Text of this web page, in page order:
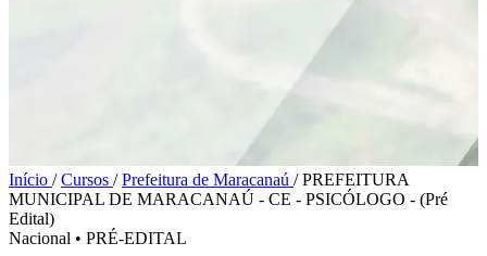
Início / Cursos / Prefeitura de Maracanaú / PREFEITURA
MUNICIPAL DE MARACANAÚ - CE - PSICÓLOGO - (Pré
Edital)
Nacional • PRÉ-EDITAL